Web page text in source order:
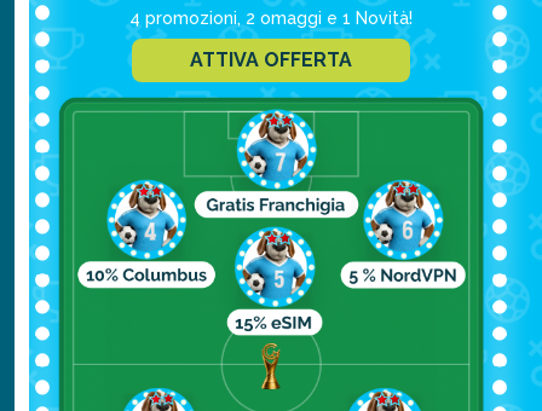
rischio maggiore di piogge e temporali.
In ogni caso, tieni presente che Miami è una
città vivace e attiva tutto l'anno, quindi non
importa quando decidi di visitarla, ci saranno
sempre cose da fare e da vedere.
Qual è il periodo degli uragani
a Miami?
Il periodo degli uragani a Miami va da giugno
4 promozioni, 2 omaggi e 1 Novità!
ATTIVA OFFERTA